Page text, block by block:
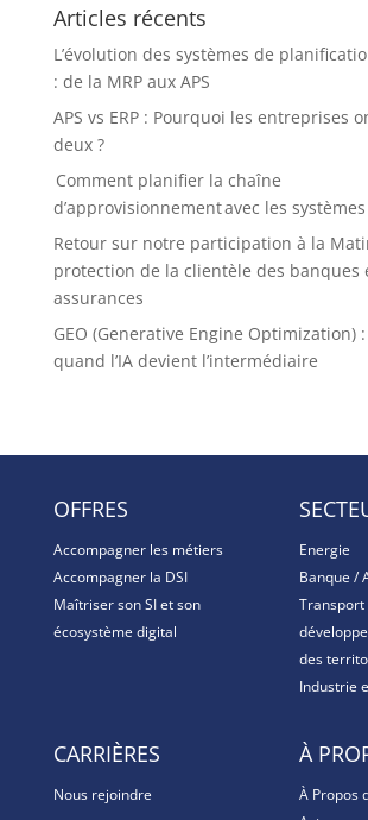
Articles récents
L’évolution des systèmes de
: de la MRP aux APS
APS vs ERP : Pourquoi les entreprises
deux ?
Comment planifier la chaîne
d’approvisionnement avec les systèmes
Retour sur notre participation à la
protection de la clientèle des banques
assurances
GEO (Generative Engine Optimization)
quand l’IA devient l’intermédiaire
OFFRES
Accompagner les métiers
Accompagner la DSI
Maîtriser son SI et son
écosystème digital
Energie
Banque /
Transport
des
Industrie
CARRIÈRES
Nous rejoindre
À
À Propos